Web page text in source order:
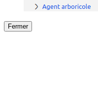
Fermer